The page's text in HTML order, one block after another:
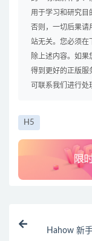
用于学习和研究目
否则，一切后果请
站无关。您必须在
除上述内容。如果
得到更好的正版服
可联系我们进行处
H5
Hahow 新